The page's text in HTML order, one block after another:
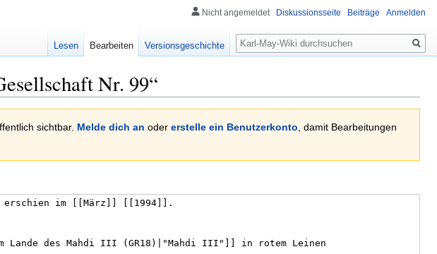
Nr. 99“
sichtbar. Melde dich an oder erstelle ein Benutzerkonto, damit Bearbeitungen
Nicht angemeldet Diskussionsseite Beiträge Anmelden
Lesen Bearbeiten Versionsgeschichte
Suche